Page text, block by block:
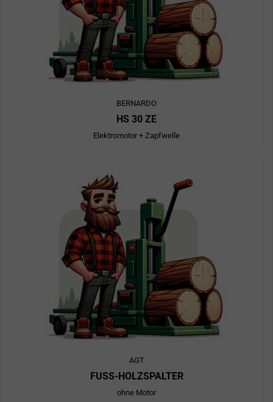
BERNARDO
HS 30 ZE
Elektromotor + Zapfwelle
AGT
FUSS-HOLZSPALTER
ohne Motor